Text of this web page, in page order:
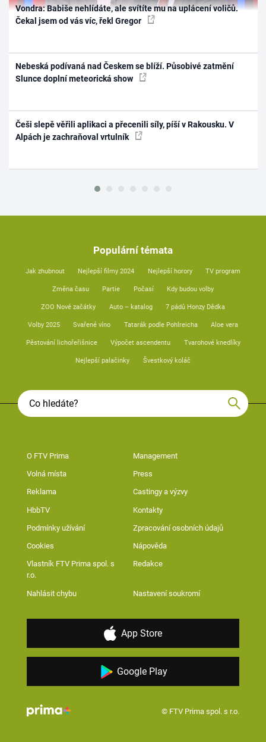
Vondra: Babiše nehlídáte, ale svítíte mu na uplácení voličů.
Čekal jsem od vás víc, řekl Gregor
Nebeská podívaná nad Českem se blíží. Působivé zatmění
Slunce doplní meteorická show
Češi slepě věřili aplikaci a přecenili síly, píší v Rakousku. V
Alpách je zachraňoval vrtulník
Populární témata
Jak zhubnout Nejlepší filmy 2024 Nejlepší horory TV program
Změna času Partie Počasí Kdy budou volby
ZOO Nové začátky Auto – katalog 7 pádů Honzy Dědka
Volby 2025 Svařené víno Tatarák podle Pohlreicha Aloe vera
Pěstování lichořeřišnice Výpočet ascendentu Tvarohové knedlíky
Nejlepší palačinky Švestkový koláč
O FTV Prima Management
Volná místa Press
Reklama Castingy a výzvy
HbbTV Kontakty
Podmínky užívání Zpracování osobních údajů
Cookies Nápověda
Vlastník FTV Prima spol. s
r.o.
Redakce
Nahlásit chybu Nastavení soukromí
App Store
Google Play
© FTV Prima spol. s r.o.